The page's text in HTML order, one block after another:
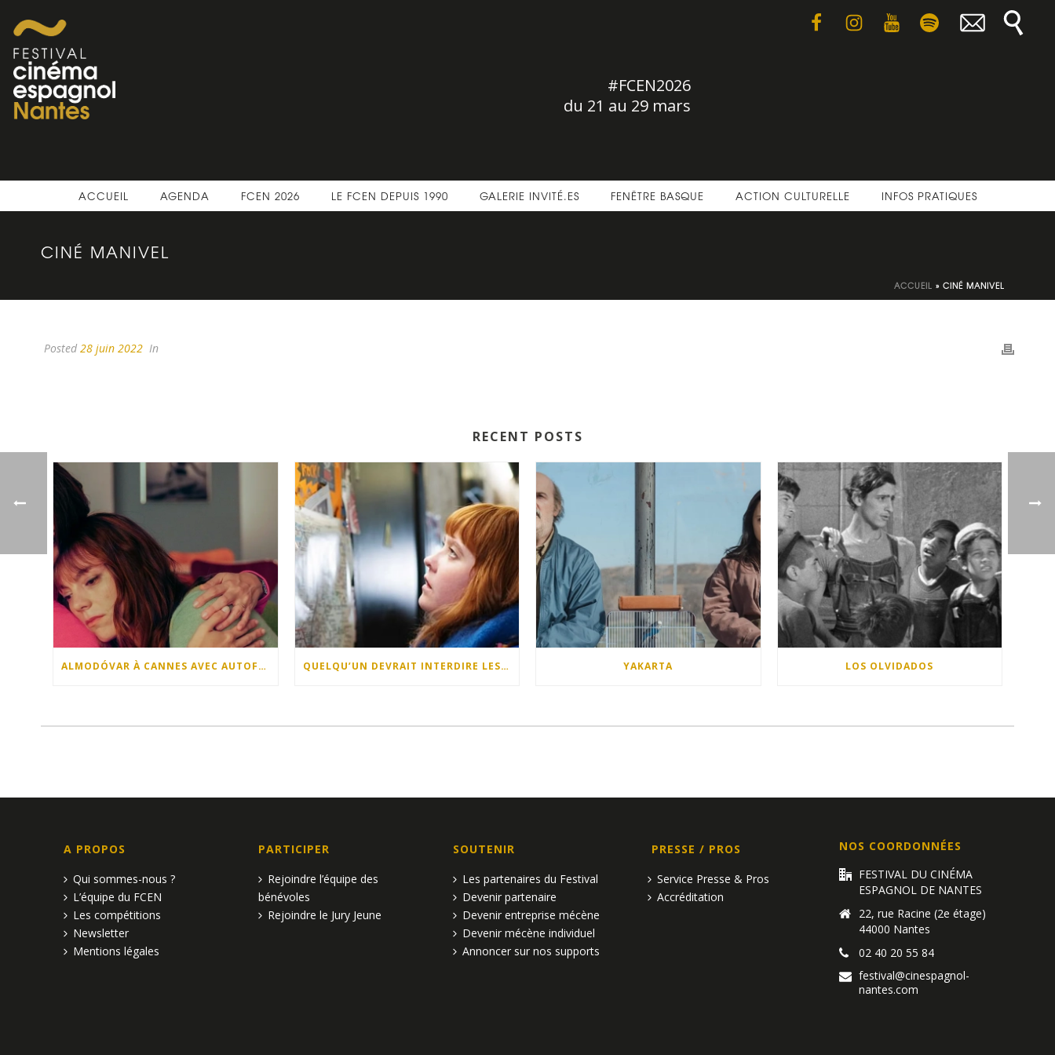
#FCEN2026
du 21 au 29 mars
ACCUEIL AGENDA FCEN 2026 LE FCEN DEPUIS 1990 GALERIE INVITÉ.ES FENÊTRE BASQUE ACTION CULTURELLE INFOS PRATIQUES
CINÉ MANIVEL
ACCUEIL » CINÉ MANIVEL
Posted 28 juin 2022 In
RECENT POSTS
ALMODÓVAR À CANNES AVEC AUTOFICTION ! QUELQU’UN DEVRAIT INTERDIRE LES DIMANCHES APRÈS-MIDI YAKARTA LOS OLVIDADOS
A PROPOS
Qui sommes-nous ?
L’équipe du FCEN
Les compétitions
Newsletter
Mentions légales
PARTICIPER
Rejoindre l’équipe des
bénévoles
Rejoindre le Jury Jeune
SOUTENIR
Les partenaires du Festival
Devenir partenaire
Devenir entreprise mécène
Devenir mécène individuel
Annoncer sur nos supports
PRESSE / PROS
Service Presse & Pros
Accréditation
NOS COORDONNÉES
FESTIVAL DU CINÉMA
ESPAGNOL DE NANTES
22, rue Racine (2e étage)
44000 Nantes
02 40 20 55 84
festival@cinespagnol-
nantes.com